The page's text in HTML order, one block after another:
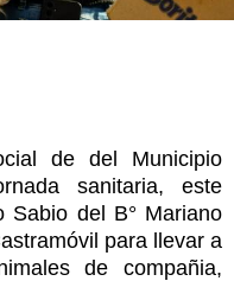
de del Municipio
sanitaria, este
Sabio del B° Mariano
para llevar a
de compañia,